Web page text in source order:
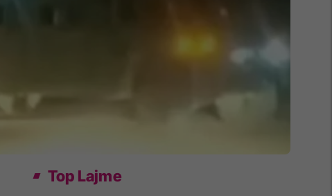
Top Lajme